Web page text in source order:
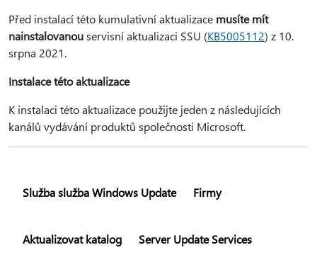
Před instalací této kumulativní aktualizace musíte mít
nainstalovanouservisní aktualizaci SSU (KB5005112) z 10.
srpna 2021.
Instalace této aktualizace
K instalaci této aktualizace použijte jeden z následujících
kanálů vydávání produktů společnosti Microsoft.
Služba služba Windows Update Firmy
Aktualizovat katalog Server Update Services